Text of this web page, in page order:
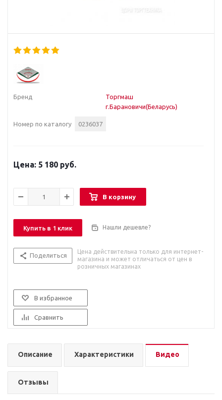
Бренд
Торгмаш
г.Барановичи(Беларусь)
Номер по каталогу 0236037
5 180 руб.
В корзину
Купить в 1 клик Нашли дешевле?
Поделиться
Цена действительна только для интернет-
магазина и может отличаться от цен в
розничных магазинах
В избранное
Сравнить
Описание Характеристики Видео
Отзывы